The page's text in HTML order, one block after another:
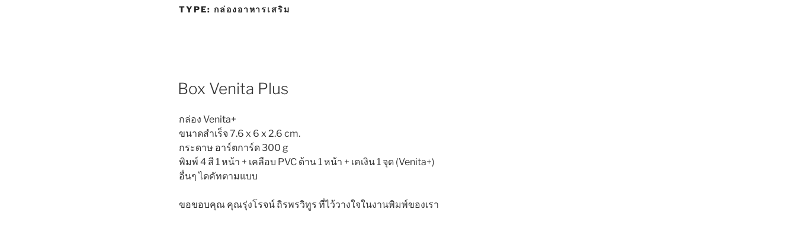
TYPE: กล่องอาหารเสริม
Box Venita Plus
กล่อง Venita+
ขนาดสำเร็จ 7.6 x 6 x 2.6 cm.
กระดาษ อาร์ตการ์ด 300 g
พิมพ์ 4 สี 1 หน้า + เคลือบ PVC ด้าน 1 หน้า + เคเงิน 1 จุด (Venita+)
อื่นๆ ไดคัทตามแบบ
ขอขอบคุณ คุณรุ่งโรจน์ ถิรพรวิทูร ที่ไว้วางใจในงานพิมพ์ของเรา